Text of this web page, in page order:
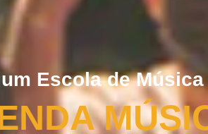
Escola de Música